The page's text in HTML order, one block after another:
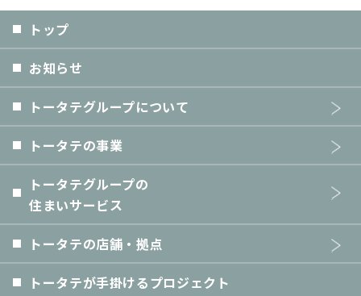
トップ
お知らせ
トータテグループについて
トータテの事業
トータテグループの
住まいサービス
トータテの店舗・拠点
トータテが手掛けるプロジェクト